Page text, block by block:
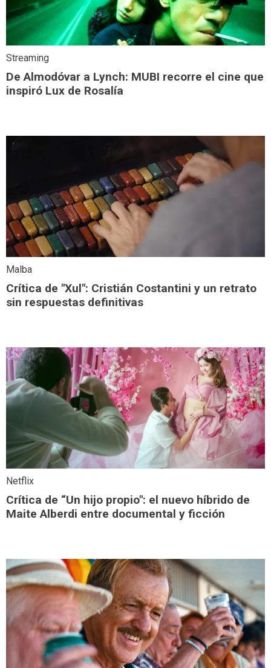
Streaming
De Almodóvar a Lynch: MUBI recorre el cine que
inspiró Lux de Rosalía
Malba
Crítica de "Xul": Cristián Costantini y un retrato
sin respuestas definitivas
Netflix
Crítica de “Un hijo propio": el nuevo híbrido de
Maite Alberdi entre documental y ficción